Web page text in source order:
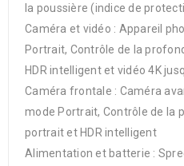
la poussière (indice de
Caméra et vidéo : Appareil
Portrait, Contrôle de la
HDR intelligent et vidéo 4K
Caméra frontale : Caméra
mode Portrait, Contrôle de la
portrait et HDR intelligent
Alimentation et batterie :